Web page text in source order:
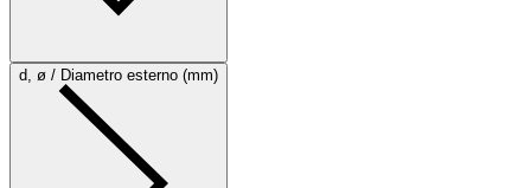
d, ø / Diametro esterno (mm)